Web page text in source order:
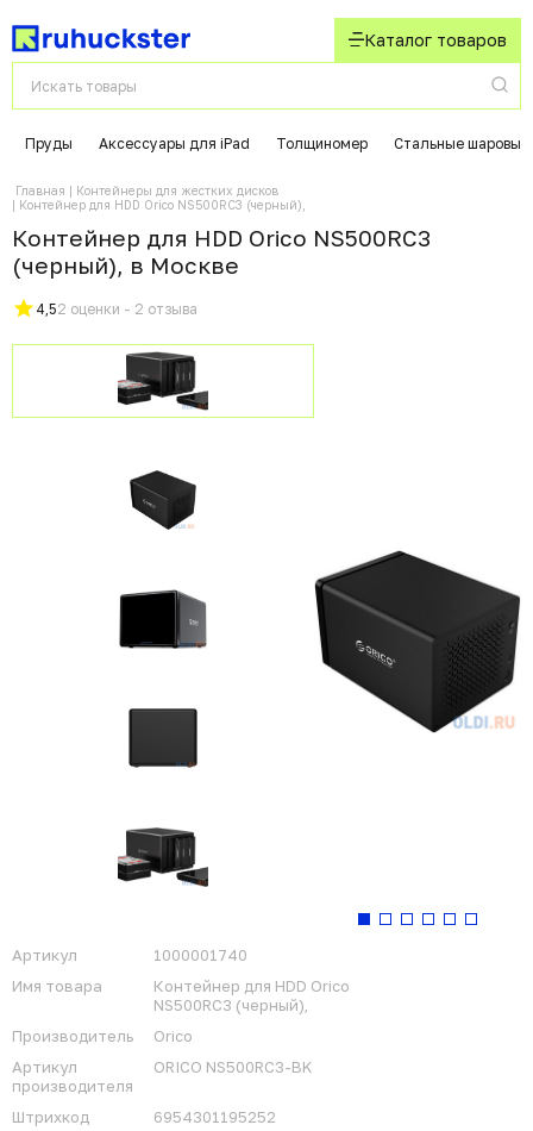
Каталог товаров
Пруды Аксессуары для iPad Толщиномер Стальные шаровые
Главная
Контейнеры для жестких дисков
Контейнер для HDD Orico NS500RC3 (черный),
Контейнер для HDD Orico NS500RC3
(черный), в Москвe
4,52 оценки - 2 отзыва
Артикул
1000001740
Имя товара
Контейнер для HDD Orico
NS500RC3 (черный),
Производитель
Orico
Артикул
производителя
ORICO NS500RC3-BK
Штрихкод
6954301195252